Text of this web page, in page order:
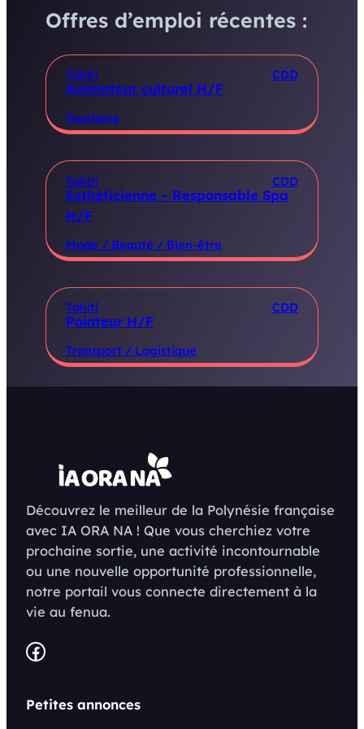
Offres d’emploi récentes :
Tahiti CDD
Animateur culturel H/F
Tourisme
Tahiti CDD
Esthéticienne – Responsable Spa
H/F
Mode / Beauté / Bien-être
Tahiti CDD
Pointeur H/F
Transport / Logistique
Découvrez le meilleur de la Polynésie française
avec IA ORA NA ! Que vous cherchiez votre
prochaine sortie, une activité incontournable
ou une nouvelle opportunité professionnelle,
notre portail vous connecte directement à la
vie au fenua.
Facebook
Petites annonces